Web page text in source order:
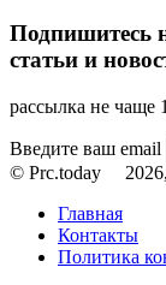
Подпишитесь
статьи и
рассылка не чаще
Введите ваш email
© Prc.today
Главная
Контакты
Политика